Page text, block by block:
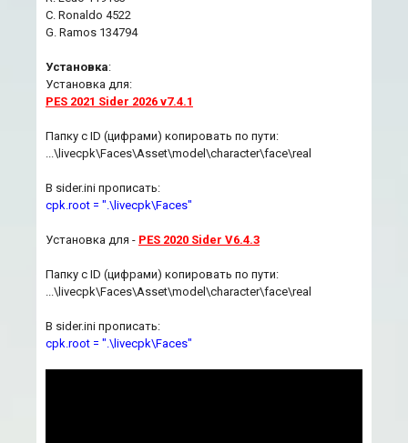
C. Ronaldo 4522
G. Ramos 134794
Установка:
Установка для:
PES 2021 Sider 2026 v7.4.1
Папку с ID (цифрами) копировать по пути:
...\livecpk\Faces\Asset\model\character\face\real
В sider.ini прописать:
cpk.root = ".\livecpk\Faces"
Установка для - PES 2020 Sider V6.4.3
Папку с ID (цифрами) копировать по пути:
...\livecpk\Faces\Asset\model\character\face\real
В sider.ini прописать:
cpk.root = ".\livecpk\Faces"